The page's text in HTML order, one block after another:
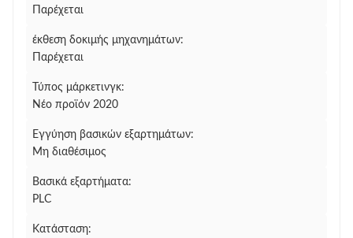
Παρέχεται
έκθεση δοκιμής μηχανημάτων:
Παρέχεται
Τύπος μάρκετινγκ:
Νέο προϊόν 2020
Εγγύηση βασικών εξαρτημάτων:
Μη διαθέσιμος
Βασικά εξαρτήματα:
PLC
Κατάσταση: